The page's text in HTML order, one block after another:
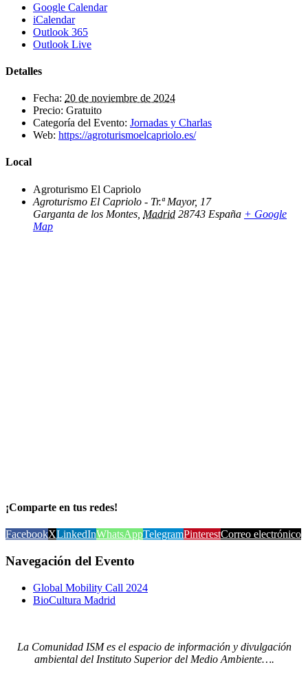
Google Calendar
iCalendar
Outlook 365
Outlook Live
Detalles
Fecha: 20 de noviembre de 2024
Precio: Gratuito
Categoría del Evento: Jornadas y Charlas
Web: https://agroturismoelcapriolo.es/
Local
Agroturismo El Capriolo
Agroturismo El Capriolo - Tr.ª Mayor, 17
Garganta de los Montes Madrid 28743 España + Google
Map
¡Comparte en tus redes!
FacebookXLinkedInWhatsAppTelegramPinterestCorreo electrónico
Navegación del Evento
Global Mobility Call 2024
BioCultura Madrid
La Comunidad ISM es el espacio de información y divulgación
ambiental del Instituto Superior del Medio Ambiente….